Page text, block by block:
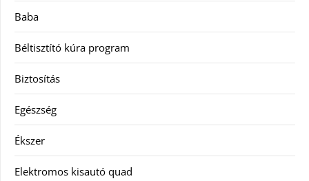
Baba
Béltisztító kúra program
Biztosítás
Egészség
Ékszer
Elektromos kisautó quad